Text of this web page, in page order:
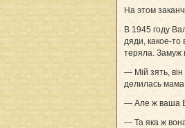
На этом
В 1945 году
дяди, какое-
теряла. Замуж
— Мiй зять,
делилась
— Але ж ваша
— Та яка ж